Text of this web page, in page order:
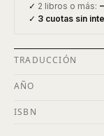
✓ 2 libros o más:
✓ 3 cuotas sin
TRADUCCIÓN
AÑO
ISBN